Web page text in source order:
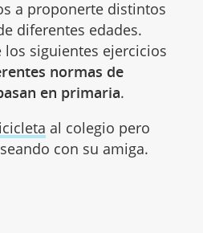
a proponerte distintos
diferentes edades.
los siguientes ejercicios
normas de
en primaria.
al colegio pero
con su amiga.